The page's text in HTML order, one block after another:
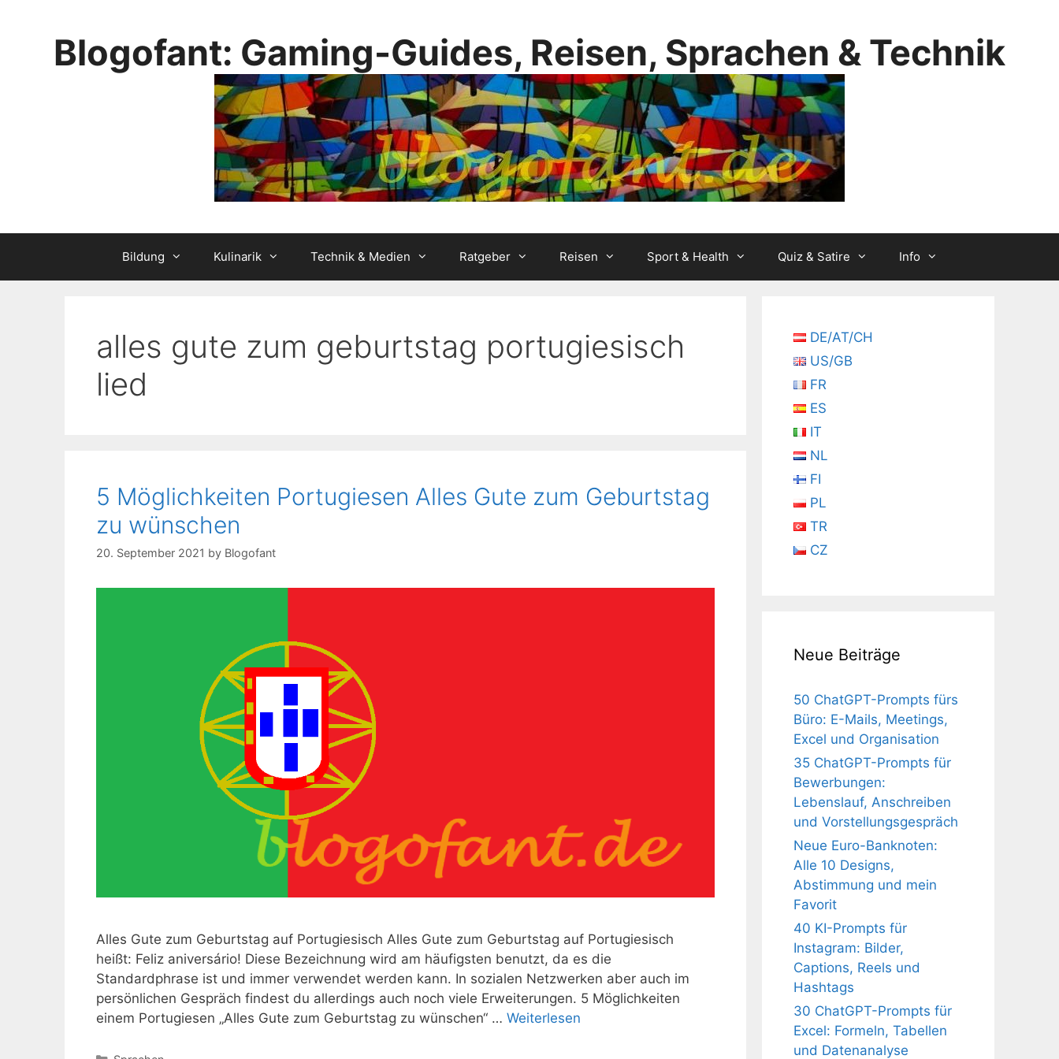
Blogofant: Gaming-Guides, Reisen, Sprachen & Technik
Bildung Kulinarik Technik & Medien Ratgeber Reisen Sport & Health Quiz & Satire Info
alles gute zum geburtstag portugiesisch
lied
5 Möglichkeiten Portugiesen Alles Gute zum Geburtstag
zu wünschen
20. September 2021 by Blogofant
Alles Gute zum Geburtstag auf Portugiesisch Alles Gute zum Geburtstag auf Portugiesisch
heißt: Feliz aniversário! Diese Bezeichnung wird am häufigsten benutzt, da es die
Standardphrase ist und immer verwendet werden kann. In sozialen Netzwerken aber auch im
persönlichen Gespräch findest du allerdings auch noch viele Erweiterungen. 5 Möglichkeiten
einem Portugiesen „Alles Gute zum Geburtstag zu wünschen“ … Weiterlesen
DE/AT/CH
US/GB
FR
ES
IT
NL
FI
PL
TR
CZ
Neue Beiträge
50 ChatGPT-Prompts fürs
Büro: E-Mails, Meetings,
Excel und Organisation
35 ChatGPT-Prompts für
Bewerbungen:
Lebenslauf, Anschreiben
und Vorstellungsgespräch
Neue Euro-Banknoten:
Alle 10 Designs,
Abstimmung und mein
Favorit
40 KI-Prompts für
Instagram: Bilder,
Captions, Reels und
Hashtags
30 ChatGPT-Prompts für
Excel: Formeln, Tabellen
und Datenanalyse